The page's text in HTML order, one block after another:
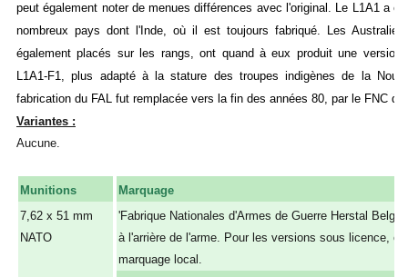
peut également noter de menues différences avec l'original. Le L1A1 a
nombreux pays dont l'Inde, où il est toujours fabriqué. Les
également placés sur les rangs, ont quand à eux produit une version
L1A1-F1, plus adapté à la stature des troupes indigènes de la
fabrication du FAL fut remplacée vers la fin des années 80, par le FNC
Variantes :
Aucune.
Munitions
7,62 x 51 mm
NATO
Marquage
'Fabrique Nationales d'Armes de Guerre Herstal
à l'arrière de l'arme. Pour les versions sous licence,
marquage local.